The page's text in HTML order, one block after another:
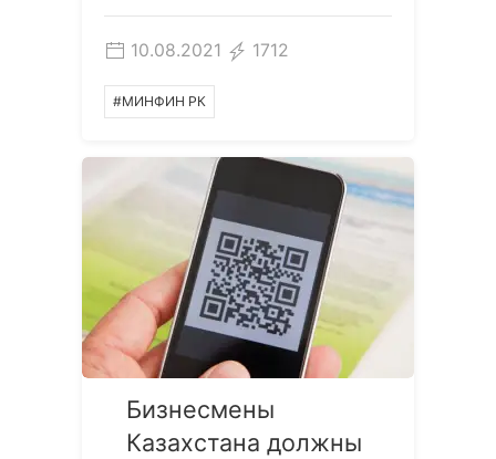
10.08.2021 1712
#МИНФИН РК
Бизнесмены
Казахстана должны